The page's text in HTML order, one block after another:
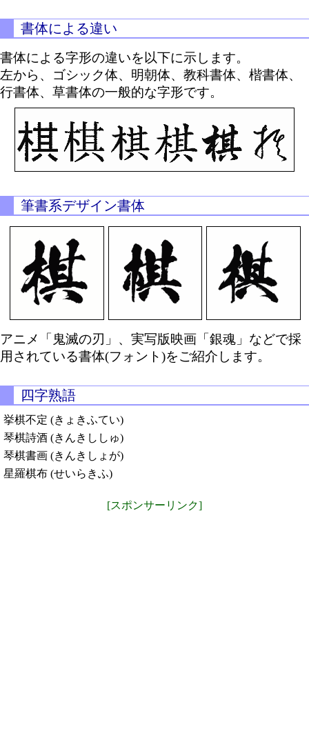
書体による違い
書体による字形の違いを以下に示します。
左から、ゴシック体、明朝体、教科書体、楷書体、
行書体、草書体の一般的な字形です。
筆書系デザイン書体
アニメ「鬼滅の刃」、実写版映画「銀魂」などで採
用されている書体(フォント)をご紹介します。
四字熟語
挙棋不定 (きょきふてい)
琴棋詩酒 (きんきししゅ)
琴棋書画 (きんきしょが)
星羅棋布 (せいらきふ)
[スポンサーリンク]